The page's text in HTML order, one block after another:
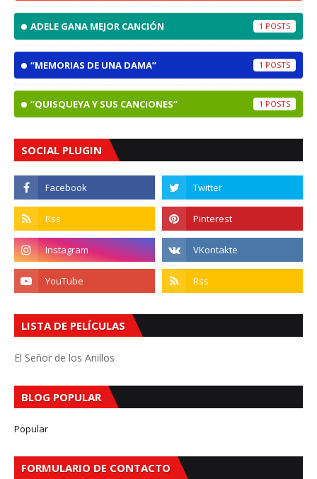
ADELE GANA MEJOR CANCIÓN 1
“MEMORIAS DE UNA DAMA” 1
“QUISQUEYA Y SUS CANCIONES” 1
SOCIAL PLUGIN
LISTA DE PELÍCULAS
El Señor de los Anillos
BLOG POPULAR
Popular
FORMULARIO DE CONTACTO